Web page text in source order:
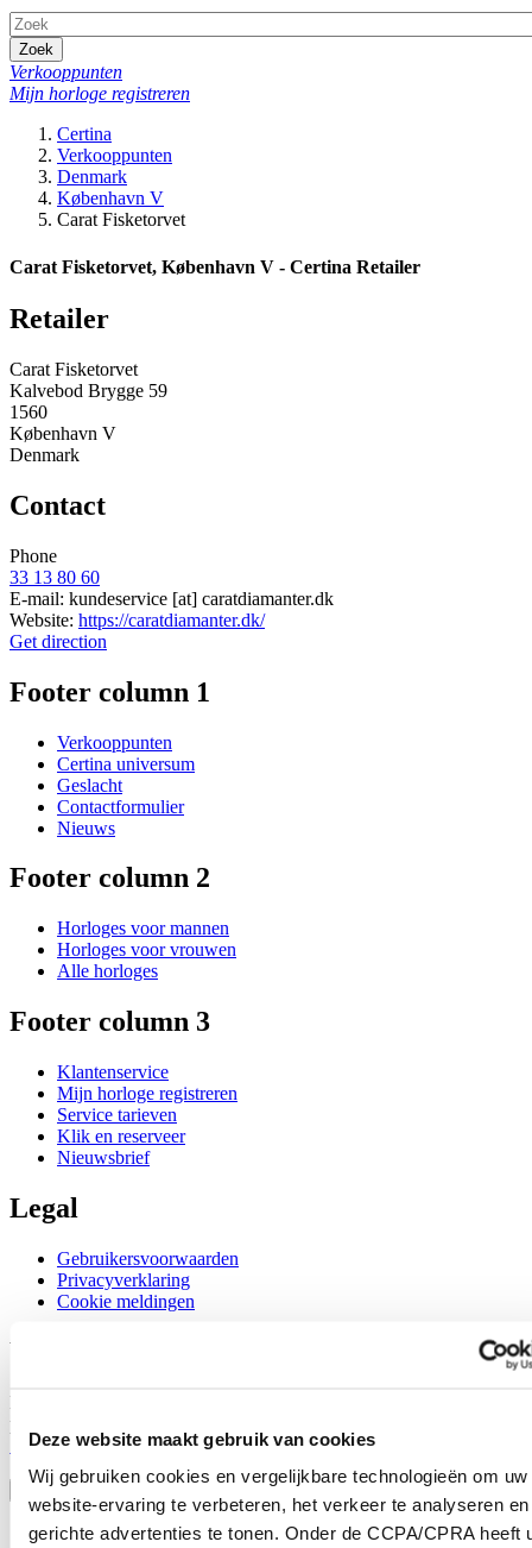
Deze website maakt gebruik van cookies
Wij gebruiken cookies en vergelijkbare technologieën om uw
website-ervaring te verbeteren, het verkeer te analyseren en
gerichte advertenties te tonen. Onder de CCPA/CPRA heeft
Zoek
Verkooppunten
Mijn horloge registreren
Certina
Verkooppunten
Denmark
København V
Carat Fisketorvet
Carat Fisketorvet, København V - Certina Retailer
Retailer
Carat Fisketorvet
Kalvebod Brygge 59
1560
København V
Denmark
Contact
Phone
33 13 80 60
E-mail: kundeservice [at] caratdiamanter.dk
Website: https://caratdiamanter.dk/
Get direction
Footer column 1
Verkooppunten
Certina universum
Geslacht
Contactformulier
Nieuws
Footer column 2
Horloges voor mannen
Horloges voor vrouwen
Alle horloges
Footer column 3
Klantenservice
Mijn horloge registreren
Service tarieven
Klik en reserveer
Nieuwsbrief
Legal
Gebruikersvoorwaarden
Privacyverklaring
Cookie meldingen
Word lid van de CERTINA club
Meld je aan en ontvang exclusieve aanbiedingen en
productrecensies
Schrijf je in!
Selecteer een land/regio
Taalkeuze
Austria